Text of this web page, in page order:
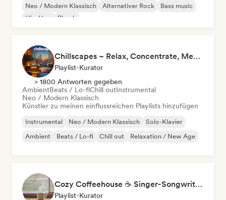
Neo / Modern Klassisch Alternativer Rock
Bass music
Hip-Hop
Phonk
Chillscapes ~ Relax, Concentrate, Meditate, Sleep, Dream
Playlist-Kurator
> 1800 Antworten gegeben
AmbientBeats / Lo-fiChill outInstrumental
Neo / Modern Klassisch
Künstler zu meinen einflussreichen Playlists hinzufügen
Instrumental Neo / Modern Klassisch
Solo-Klavier
Ambient
Beats / Lo-fi Chill out Relaxation / New Age
Cozy Coffeehouse ☕ Singer-Songwriter, Indie Folk & Acoustic
Playlist-Kurator